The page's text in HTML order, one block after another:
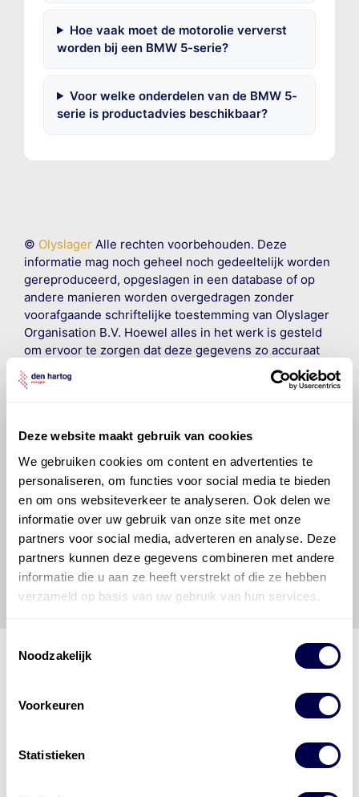
Deze website maakt gebruik van cookies
We gebruiken cookies om content en advertenties te
personaliseren, om functies voor social media te bieden
en om ons websiteverkeer te analyseren. Ook delen we
informatie over uw gebruik van onze site met onze
partners voor social media, adverteren en analyse. Deze
partners kunnen deze gegevens combineren met andere
informatie die u aan ze heeft verstrekt of die ze hebben
verzameld op basis van uw gebruik van hun services.
Noodzakelijk
Voorkeuren
Statistieken
Hoe vaak moet de motorolie ververst
worden bij een BMW 5-serie?
Voor welke onderdelen van de BMW 5-
serie is productadvies beschikbaar?
© OlyslagerAlle rechten voorbehouden. Deze
informatie mag noch geheel noch gedeeltelijk worden
gereproduceerd, opgeslagen in een database of op
andere manieren worden overgedragen zonder
voorafgaande schriftelijke toestemming van Olyslager
Organisation B.V. Hoewel alles in het werk is gesteld
om ervoor te zorgen dat deze gegevens zo accuraat
aansprakelijkheid aanvaard, anders dan waartoe een
informatie. Door deze olieaanbevelingsinformatie te
raadplegen en te gebruiken erkent de gebruiker dat
hij/zij de ervaring, de kennis en het vermogen heeft
om de vereiste onderhoudswerkzaamheden op een
veilige en verantwoorde manier uit te voeren. Hij/zij
vrijwaart en indemniseert de uitgever enDen Hartog
Energiesvoor enig verlies, letsel, claim en schade
veroorzaakt door een onjuiste interpretatie of een
onjuist gebruik van de gepubliceerde gegevens.